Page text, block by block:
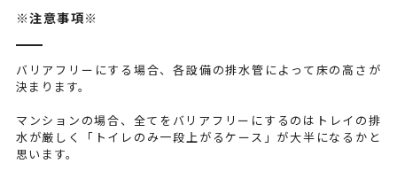
※注意事項※
バリアフリーにする場合、各設備の排水管によって床の高さが
決まります。
マンションの場合、全てをバリアフリーにするのはトレイの排
水が厳しく「トイレのみ一段上がるケース」が大半になるかと
思います。